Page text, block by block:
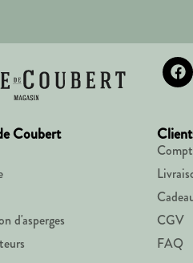
Coubert
d'asperges
CGV
FAQ